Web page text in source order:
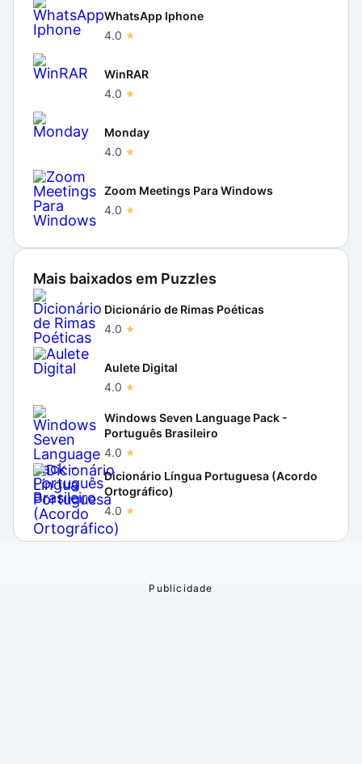
WhatsApp Iphone
4.0
WinRAR
4.0
Monday
4.0
Zoom Meetings Para Windows
4.0
Mais baixados em Puzzles
Dicionário de Rimas Poéticas
4.0
Aulete Digital
4.0
Windows Seven Language Pack -
Português Brasileiro
4.0
Dicionário Língua Portuguesa (Acordo
Ortográfico)
4.0